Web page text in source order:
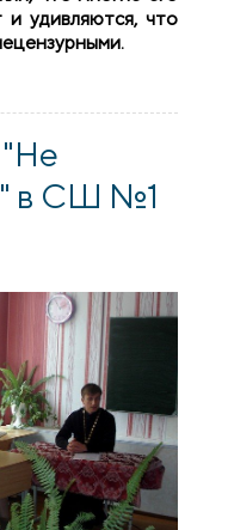
и удивляются, что
"Не
в СШ №1